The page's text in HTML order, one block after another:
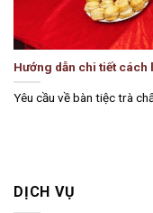
Hướng dẫn chi tiết
Yêu cầu về bàn tiệc trà
DỊCH VỤ